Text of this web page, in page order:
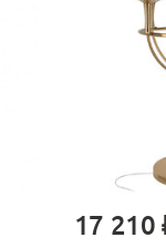
17 210